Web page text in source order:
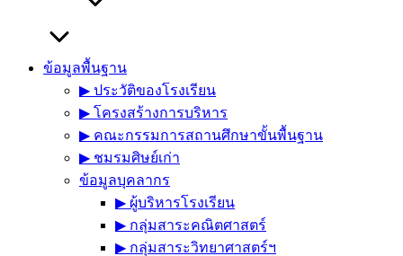
ข้อมูลพื้นฐาน
▶︎ ประวัติของโรงเรียน
▶︎ โครงสร้างการบริหาร
▶︎ คณะกรรมการสถานศึกษาขั้นพื้นฐาน
▶︎ ชมรมศิษย์เก่า
ข้อมูลบุคลากร
▶︎ ผู้บริหารโรงเรียน
▶︎ กลุ่มสาระคณิตศาสตร์
▶︎ กลุ่มสาระวิทยาศาสตร์ฯ